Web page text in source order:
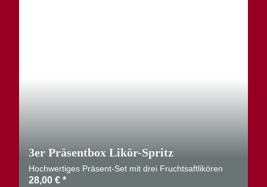
3er Präsentbox Likör-Spritz
Hochwertiges Präsent-Set mit drei Fruchtsaftlikören
28,00 € *